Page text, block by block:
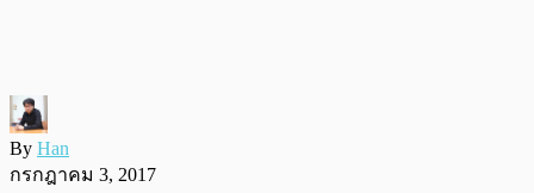
By Han
กรกฎาคม 3, 2017